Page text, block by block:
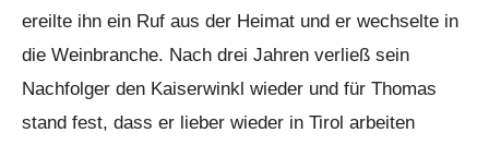
ereilte ihn ein Ruf aus der Heimat und er wechselte in
die Weinbranche. Nach drei Jahren verließ sein
Nachfolger den Kaiserwinkl wieder und für Thomas
stand fest, dass er lieber wieder in Tirol arbeiten